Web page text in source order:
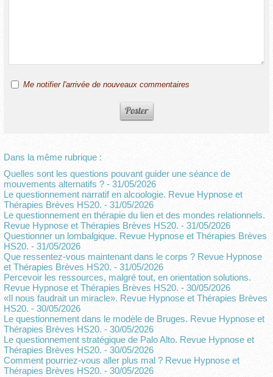
Me notifier l'arrivée de nouveaux commentaires
Dans la même rubrique :
Quelles sont les questions pouvant guider une séance de
mouvements alternatifs ? - 31/05/2026
Le questionnement narratif en alcoologie. Revue Hypnose et
Thérapies Brèves HS20. - 31/05/2026
Le questionnement en thérapie du lien et des mondes relationnels.
Revue Hypnose et Thérapies Brèves HS20. - 31/05/2026
Questionner un lombalgique. Revue Hypnose et Thérapies Brèves
HS20. - 31/05/2026
Que ressentez-vous maintenant dans le corps ? Revue Hypnose
et Thérapies Brèves HS20. - 31/05/2026
Percevoir les ressources, malgré tout, en orientation solutions.
Revue Hypnose et Thérapies Brèves HS20. - 30/05/2026
«Il nous faudrait un miracle». Revue Hypnose et Thérapies Brèves
HS20. - 30/05/2026
Le questionnement dans le modèle de Bruges. Revue Hypnose et
Thérapies Brèves HS20. - 30/05/2026
Le questionnement stratégique de Palo Alto. Revue Hypnose et
Thérapies Brèves HS20. - 30/05/2026
Comment pourriez-vous aller plus mal ? Revue Hypnose et
Thérapies Brèves HS20. - 30/05/2026